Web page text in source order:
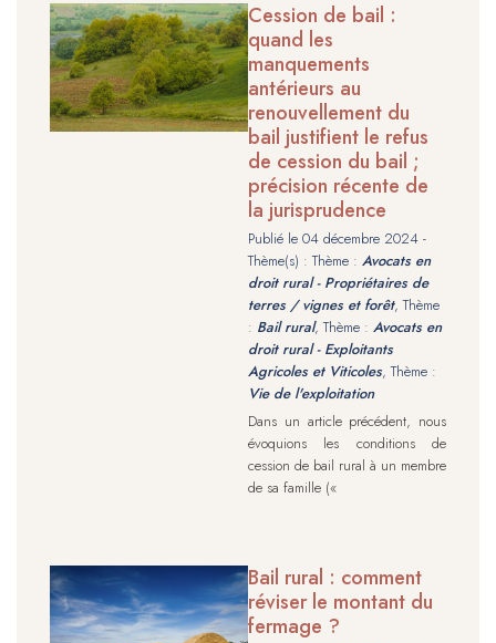
Cession de bail :
quand les
manquements
antérieurs au
renouvellement du
bail justifient le refus
de cession du bail ;
précision récente de
la jurisprudence
Publié le 04 décembre 2024 -
Thème(s) : Thème : Avocats en
droit rural - Propriétaires de
terres / vignes et forêt, Thème
: Bail rural, Thème : Avocats en
droit rural - Exploitants
Agricoles et Viticoles, Thème :
Vie de l'exploitation
Dans un article précédent, nous
évoquions les conditions de
cession de bail rural à un membre
de sa famille («
Bail rural : comment
réviser le montant du
fermage ?